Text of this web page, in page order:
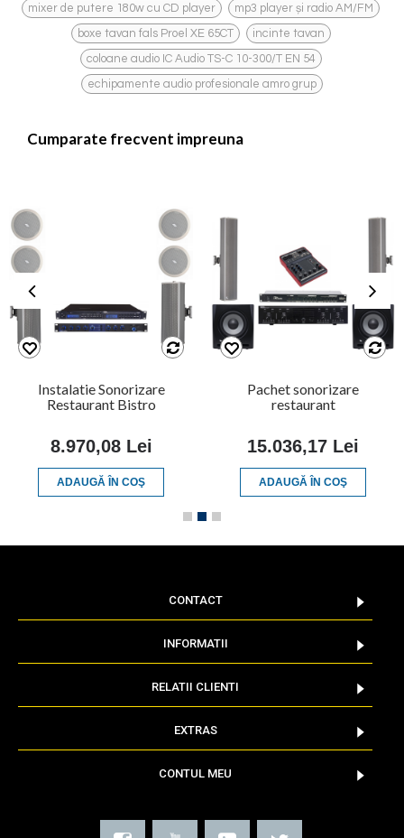
mixer de putere 180w cu CD player mp3 player și radio AM/FM
boxe tavan fals Proel XE 65CT , incinte tavan ,
coloane audio IC Audio TS-C 10-300/T EN 54 ,
echipamente audio profesionale amro grup
Cumparate frecvent impreuna
Instalatie Sonorizare
Restaurant Bistro
8.970,08 Lei
ADAUGĂ ÎN COŞ
Pachet sonorizare
restaurant
15.036,17 Lei
ADAUGĂ ÎN COŞ
CONTACT
INFORMATII
RELATII CLIENTI
EXTRAS
CONTUL MEU